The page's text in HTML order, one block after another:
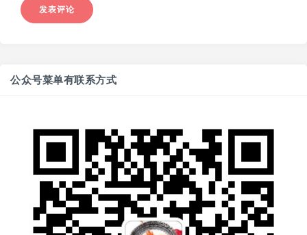
公众号菜单有联系方式